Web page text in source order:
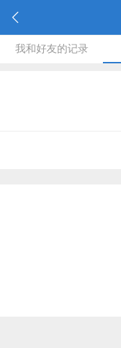
我和好友的记录